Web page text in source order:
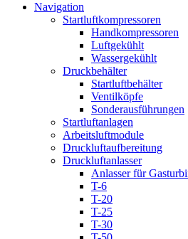
Navigation
Startluftkompressoren
Handkompressoren
Luftgekühlt
Wassergekühlt
Druckbehälter
Startluftbehälter
Ventilköpfe
Sonderausführungen
Startluftanlagen
Arbeitsluftmodule
Druckluftaufbereitung
Druckluftanlasser
Anlasser für
T-6
T-20
T-25
T-30